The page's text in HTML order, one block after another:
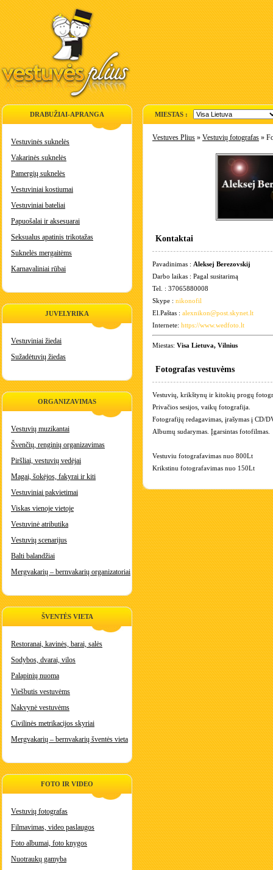
DRABUŽIAI-APRANGA
Vestuvinės suknelės
Vakarinės suknelės
Pamergių suknelės
Vestuviniai kostiumai
Vestuviniai bateliai
Papuošalai ir aksesuarai
Seksualus apatinis trikotažas
Suknelės mergaitėms
Karnavaliniai rūbai
JUVELYRIKA
Vestuviniai žiedai
Sužadėtuvių žiedas
ORGANIZAVIMAS
Vestuvių muzikantai
Švenčių, renginių organizavimas
Piršliai, vestuvių vedėjai
Magai, šokėjos, fakyrai ir kiti
Vestuviniai pakvietimai
Viskas vienoje vietoje
Vestuvinė atributika
Vestuvių scenarijus
Balti balandžiai
Mergvakarių – bernvakarių organizatoriai
ŠVENTĖS VIETA
Restoranai, kavinės, barai, salės
Sodybos, dvarai, vilos
Palapinių nuoma
Viešbutis vestuvėms
Nakvynė vestuvėms
Civilinės metrikacijos skyriai
Mergvakarių – bernvakarių šventės vieta
FOTO IR VIDEO
Vestuvių fotografas
Filmavimas, video paslaugos
Foto albumai, foto knygos
Nuotraukų gamyba
MIESTAS :
Vestuves Plius » Vestuvių fotografas »
Kontaktai
Pavadinimas : Aleksej Berezovskij
Darbo laikas : Pagal susitarimą
Tel. : 37065880008
Skype : nikonofil
El.Paštas : alexnikon@post.skynet.lt
Internete: https://www.wedfoto.lt
Miestas: Visa Lietuva, Vilnius
Fotografas vestuvėms
Vestuvių, krikštynų ir kitokių progų
Privačios sesijos, vaikų fotografija.
Fotografijų redagavimas, įrašymas į CD/
Albumų sudarymas. Įgarsintas fotofilmas.
Vestuviu fotografavimas nuo 800Lt
Krikstinu fotografavimas nuo 150Lt